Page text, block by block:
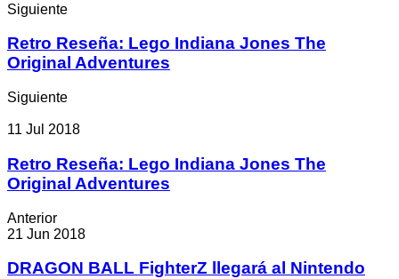
Siguiente
Retro Reseña: Lego Indiana Jones The
Original Adventures
Siguiente
11 Jul 2018
Retro Reseña: Lego Indiana Jones The
Original Adventures
Anterior
21 Jun 2018
DRAGON BALL FighterZ llegará al Nintendo